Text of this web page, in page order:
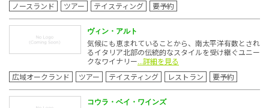
ノースランド
ツアー テイスティング 要予約
ヴィン・アルト
気候にも恵まれていることから、南太平洋有数とされ
るイタリア北部の伝統的なスタイルを受け継ぐユニー
クなワイナリー...詳細を見る
広域オークランド
ツアー テイスティング レストラン 要予約
コウラ・ベイ・ワインズ